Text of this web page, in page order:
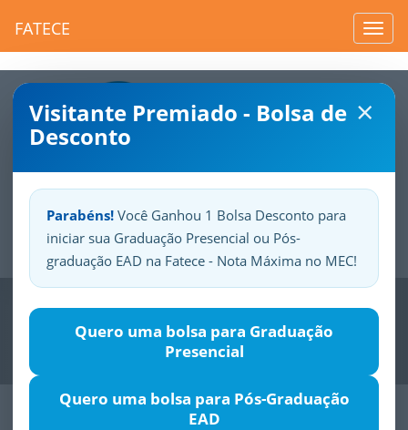
FATECE
×
Visitante Premiado - Bolsa de
Desconto
Parabéns! Você Ganhou 1 Bolsa Desconto para
iniciar sua Graduação Presencial ou Pós-
graduação EAD na Fatece - Nota Máxima no MEC!
Quero uma bolsa para Graduação
Presencial
Quero uma bolsa para Pós-Graduação
EAD
SuaFatece.Seuorgulho.
Previous